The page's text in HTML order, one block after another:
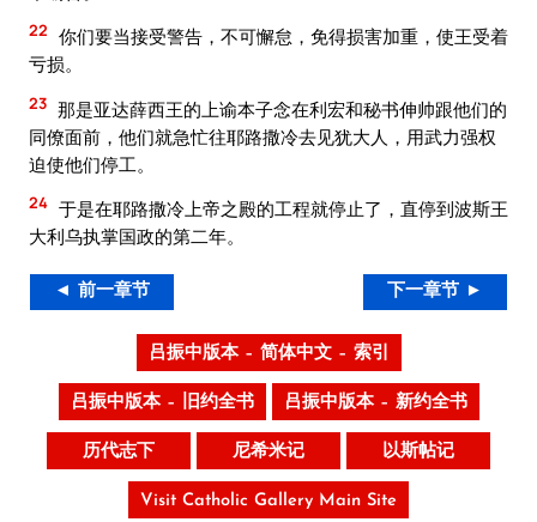
22 你们要当接受警告，不可懈怠，免得损害加重，使王受着
亏损。
23 那是亚达薛西王的上谕本子念在利宏和秘书伸帅跟他们的
同僚面前，他们就急忙往耶路撒冷去见犹大人，用武力强权
迫使他们停工。
24 于是在耶路撒冷上帝之殿的工程就停止了，直停到波斯王
大利乌执掌国政的第二年。
◄ 前一章节 下一章节 ►
吕振中版本 – 简体中文 – 索引
吕振中版本 – 旧约全书 吕振中版本 – 新约全书
历代志下 尼希米记 以斯帖记
Visit Catholic Gallery Main Site